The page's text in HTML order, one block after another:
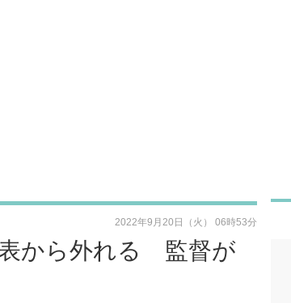
から外れる 監督が
2022年9月20日（火） 06時53分